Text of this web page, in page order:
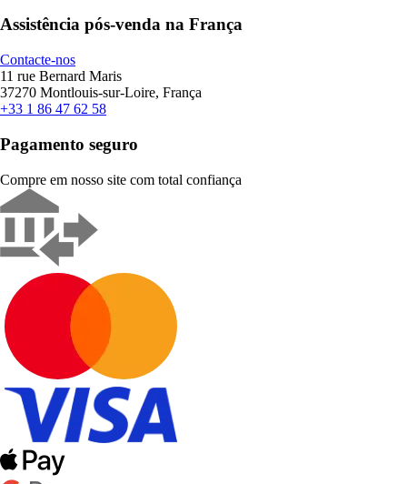
Assistência pós-venda na França
Contacte-nos
11 rue Bernard Maris
37270 Montlouis-sur-Loire, França
+33 1 86 47 62 58
Pagamento seguro
Compre em nosso site com total confiança